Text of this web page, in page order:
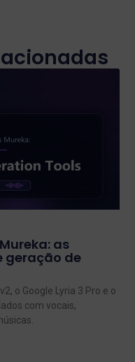
as
geração de
o Google Lyria 3 Pro e o
com vocais,